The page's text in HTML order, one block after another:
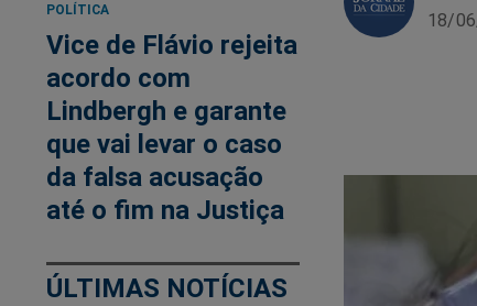
POLÍTICA
Vice de Flávio rejeita
acordo com
Lindbergh e garante
que vai levar o caso
da falsa acusação
até o fim na Justiça
ÚLTIMAS NOTÍCIAS
18/